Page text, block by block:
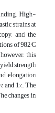
High-
strains at
and the
of 982°C
this
strength
elongation
and 1%. The
changes in